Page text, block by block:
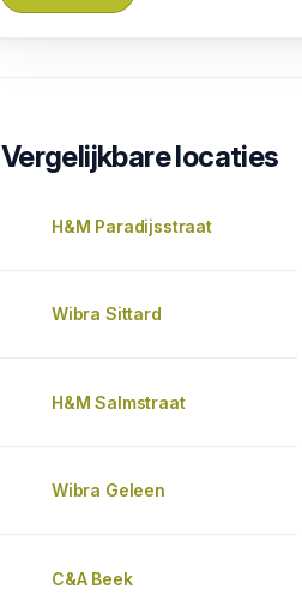
Vergelijkbare locaties
H&M Paradijsstraat
Wibra Sittard
H&M Salmstraat
Wibra Geleen
C&A Beek